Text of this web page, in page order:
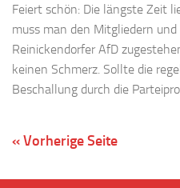
Feiert schön: Die längste Zeit
muss man den Mitgliedern
Reinickendorfer AfD
keinen Schmerz. Sollte die
Beschallung durch die
« Vorherige Seite